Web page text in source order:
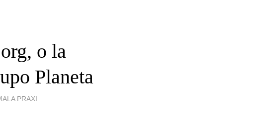
o la
Planeta
PRAXI